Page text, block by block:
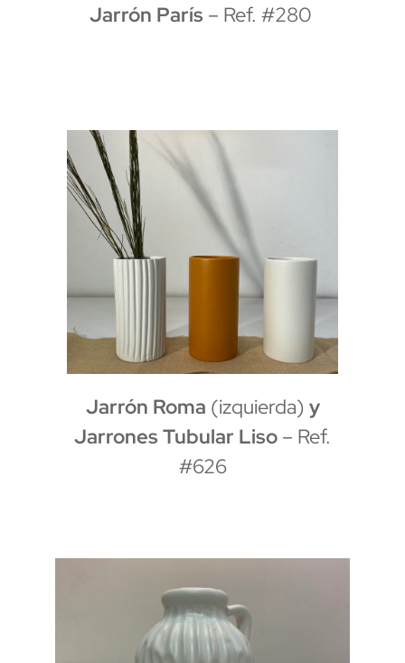
Jarrón París – Ref. #280
Jarrón Roma (izquierda) y
Jarrones Tubular Liso – Ref.
#626